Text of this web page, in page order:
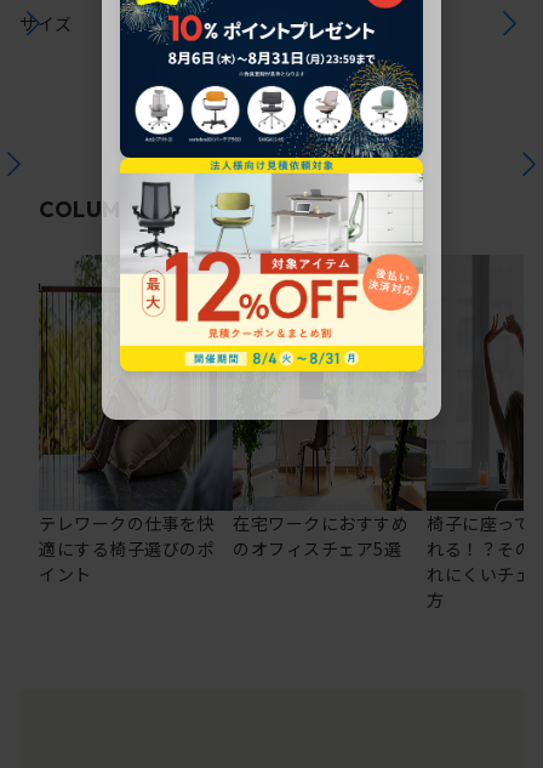
サイズ
COLUMN関連コラム
テレワークの仕事を快
適にする椅子選びのポ
イント
在宅ワークにおすすめ
のオフィスチェア5選
椅子に座って
れる！？その
れにくいチェ
方